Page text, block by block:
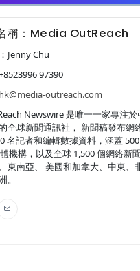
稱：Media OutReach
Jenny Chu
97390
hk@media-outreach.com
Newswire 是唯一一家專注
全球新聞通訊社， 新聞稿發布網
名記者和編輯數據資料，涵蓋 500
機構，以及全球 1,500 個網絡新
東南亞、 美國和加拿大、中東、
。